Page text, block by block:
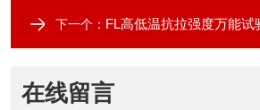
下一个： FL高低温抗拉强度万能试
在线留言